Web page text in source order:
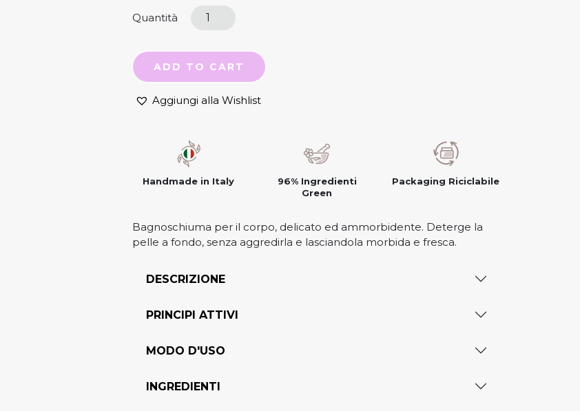
Quantità
ADD TO CART
Aggiungi alla Wishlist
Handmade in Italy
96% Ingredienti
Green
Packaging Riciclabile
Bagnoschiuma per il corpo, delicato ed ammorbidente. Deterge la
pelle a fondo, senza aggredirla e lasciandola morbida e fresca.
DESCRIZIONE
PRINCIPI ATTIVI
MODO D'USO
INGREDIENTI